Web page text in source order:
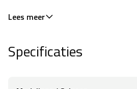
ruimte voor een reparatieset om
hebt.
Lees meer
Specificaties